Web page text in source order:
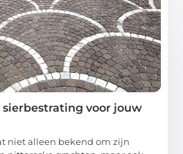
sierbestrating voor jouw
niet alleen bekend om zijn